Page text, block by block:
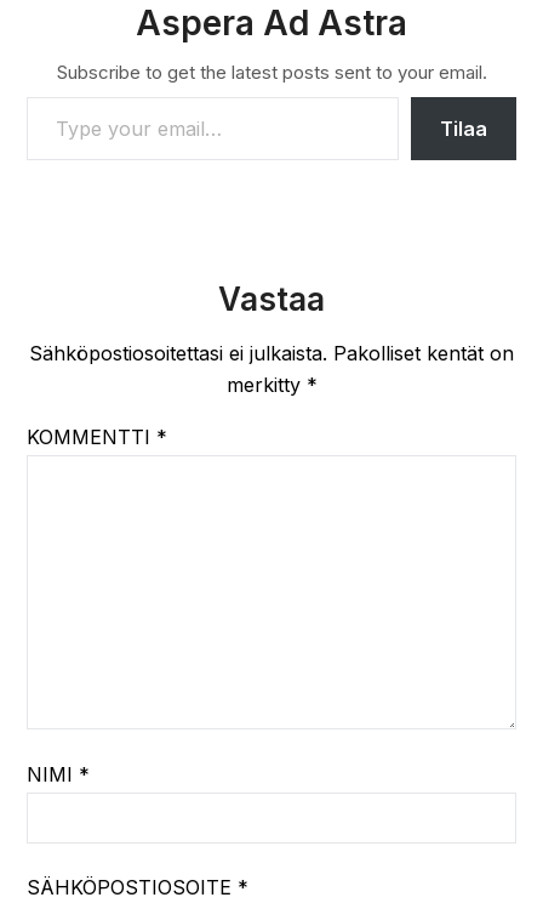
Aspera Ad Astra
Subscribe to get the latest posts sent to your email.
TYPE YOUR EMAIL…
Tilaa
Vastaa
Sähköpostiosoitettasi ei julkaista. Pakolliset kentät on
merkitty *
KOMMENTTI *
NIMI *
SÄHKÖPOSTIOSOITE *